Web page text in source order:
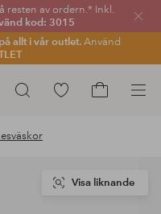
resten av ordern.* Inkl.
kod: 3015
allt i vår outlet.Använd
Sök
Gå
Visa liknande